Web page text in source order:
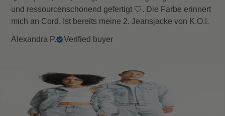
und ressourcenschonend gefertigt 🤍. Die Farbe erinnert
mich an Cord. Ist bereits meine 2. Jeansjacke von K.O.I.
Alexandra P. Verified buyer